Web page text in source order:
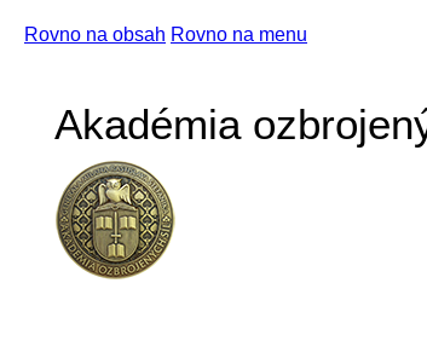
Rovno na obsah Rovno na menu
Akadémia